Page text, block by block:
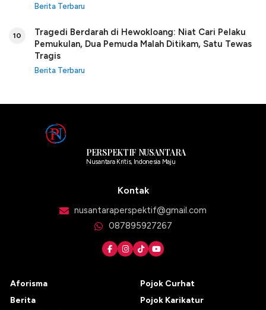
Berita Terbaru
10
Tragedi Berdarah di Hewokloang: Niat Cari Pelaku
Pemukulan, Dua Pemuda Malah Ditikam, Satu Tewas
Tragis
Berita Terbaru
PERSPEKTIF NUSANTARA
Nusantara Kritis, Indonesia Maju
Kontak
nusantaraperspektif@gmail.com
087895927267
Aforisma
Berita
Pojok Curhat
Pojok Karikatur